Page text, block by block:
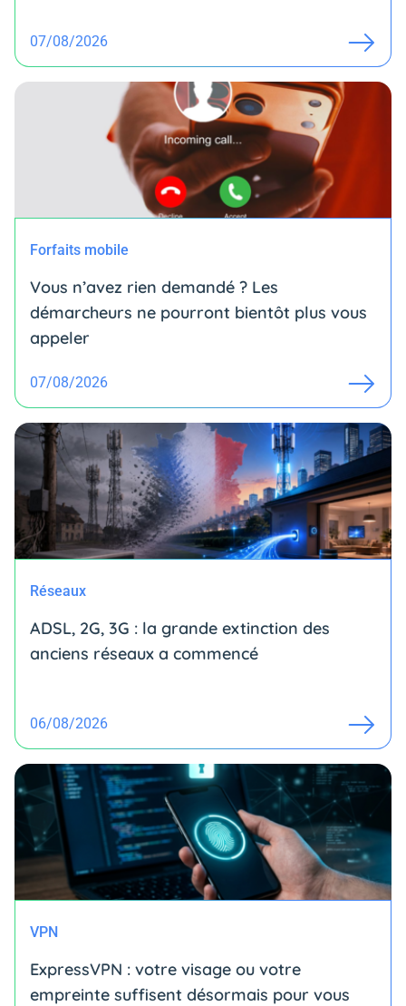
07/08/2026
Forfaits mobile
Vous n’avez rien demandé ? Les
démarcheurs ne pourront bientôt plus vous
appeler
07/08/2026
Réseaux
ADSL, 2G, 3G : la grande extinction des
anciens réseaux a commencé
06/08/2026
VPN
ExpressVPN : votre visage ou votre
empreinte suffisent désormais pour vous